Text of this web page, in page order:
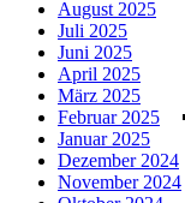
August 2025
Juli 2025
Juni 2025
April 2025
März 2025
Februar 2025
Januar 2025
Dezember 2024
November 2024